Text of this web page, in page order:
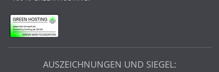
AUSZEICHNUNGEN UND SIEGEL: